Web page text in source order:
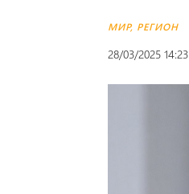
МИР, РЕГИОН
28/03/2025 14:23